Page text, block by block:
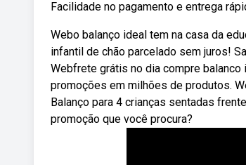
Facilidade no pagamento e entrega
Webo balanço ideal tem na casa da
infantil de chão parcelado sem juros!
Webfrete grátis no dia compre
promoções em milhões de produtos.
Balanço para 4 crianças sentadas
promoção que você procura?